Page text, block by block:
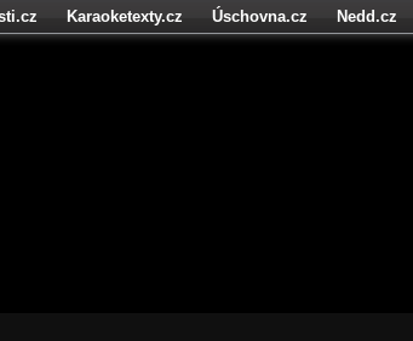
Karaoketexty.cz Úschovna.cz
Nedd.cz